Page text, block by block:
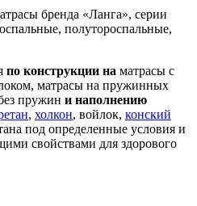
бренда «Ланга», серии
полутороспальные,
по конструкции на матрасы с
матрасы на пружинных
пружин и наполнению
, холкон, войлок, конский
под определенные условия и
свойствами для здорового